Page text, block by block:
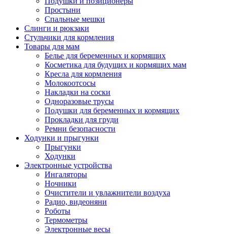
Простыни
Спальные мешки
Слинги и рюкзаки
Стульчики для кормления
Товары для мам
Белье для беременных и кормящих
Косметика для будущих и кормящих мам
Кресла для кормления
Молокоотсосы
Накладки на соски
Одноразовые трусы
Подушки для беременных и кормящих
Прокладки для груди
Ремни безопасности
Ходунки и прыгунки
Прыгунки
Ходунки
Электронные устройства
Ингаляторы
Ночники
Очистители и увлажнители воздуха
Радио, видеоняни
Роботы
Термометры
Электронные весы